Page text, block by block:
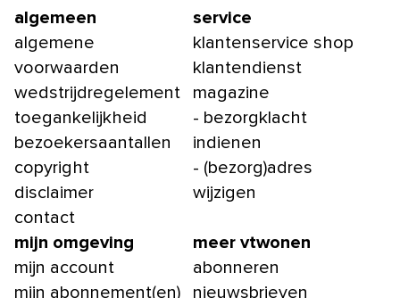
algemeen
algemene
voorwaarden
wedstrijdregelement
toegankelijkheid
bezoekersaantallen
copyright
disclaimer
contact
service
klantenservice shop
klantendienst
magazine
- bezorgklacht
indienen
- (bezorg)adres
wijzigen
mijn omgeving
mijn account
mijn abonnement(en)
meer vtwonen
abonneren
nieuwsbrieven